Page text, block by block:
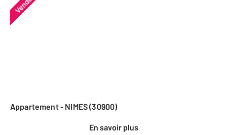
Vendu
Appartement - NIMES (30900)
En savoir plus